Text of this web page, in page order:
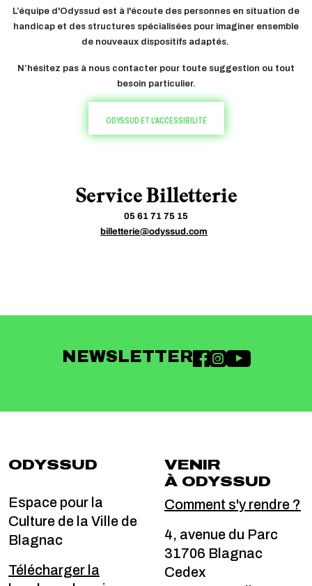
L’équipe d'Odyssud est à l'écoute des personnes en situation de
handicap et des structures spécialisées pour imaginer ensemble
de nouveaux dispositifs adaptés.
N’hésitez pas à nous contacter pour toute suggestion ou tout
besoin particulier.
ODYSSUD ET L'ACCESSIBILITÉ
Service Billetterie
05 61 71 75 15
billetterie@odyssud.com
NEWSLETTER
ODYSSUD
Espace pour la
Culture de la Ville de
Blagnac
Télécharger la
VENIR
À ODYSSUD
Comment s'y rendre ?
4, avenue du Parc
31706 Blagnac
Cedex